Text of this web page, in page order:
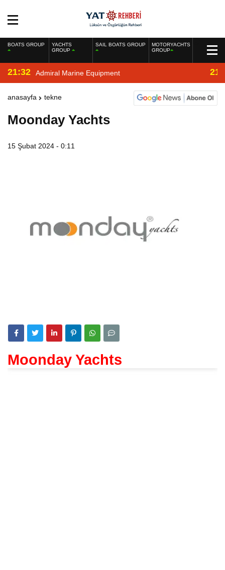
BOATS GROUP
YACHTS
GROUP
SAIL BOATS GROUP
MOTORYACHTS
GROUP
21:32 Admiral Marine Equipment
anasayfa tekne
Moonday Yachts
15 Şubat 2024 - 0:11
Moonday Yachts